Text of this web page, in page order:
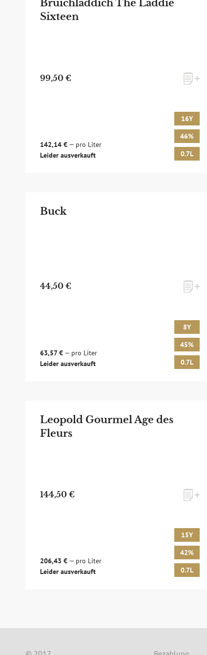
Bruichladdich The Laddie
Sixteen
99,50 €
142,14 € — pro Liter
Leider ausverkauft
16Y
46%
0.7L
Buck
44,50 €
63,57 € — pro Liter
Leider ausverkauft
8Y
45%
0.7L
Leopold Gourmel Age des
Fleurs
144,50 €
206,43 € — pro Liter
Leider ausverkauft
15Y
42%
0.7L
zum Newsletter anmelden
Möchten Sie ein für Newsletter-